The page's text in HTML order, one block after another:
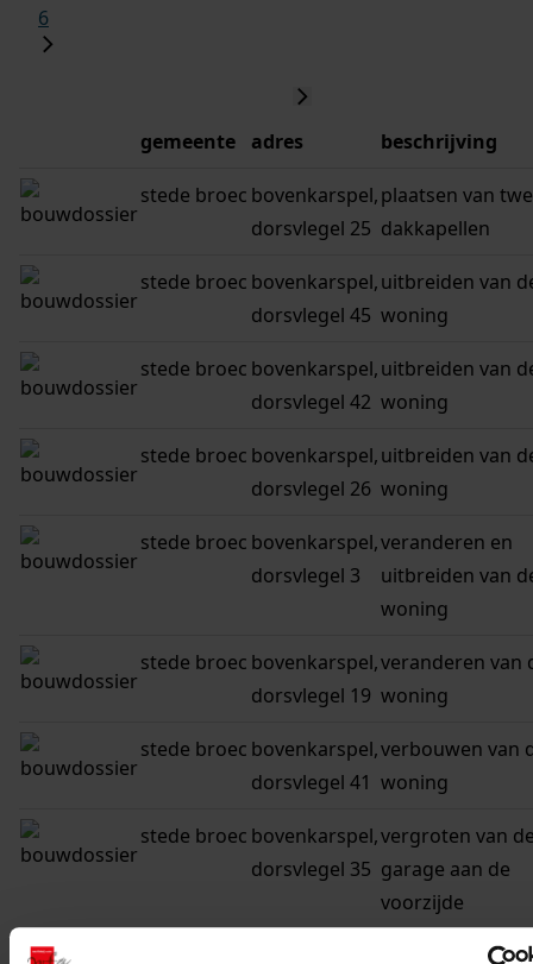
6
gemeente adres beschrijving
stede broec bovenkarspel,
dorsvlegel 25
plaatsen van
dakkapellen
stede broec bovenkarspel,
dorsvlegel 45
uitbreiden van
woning
stede broec bovenkarspel,
dorsvlegel 42
uitbreiden van
woning
stede broec bovenkarspel,
dorsvlegel 26
uitbreiden van
woning
stede broec bovenkarspel,
dorsvlegel 3
veranderen en
uitbreiden van
woning
stede broec bovenkarspel,
dorsvlegel 19
veranderen van
woning
stede broec bovenkarspel,
dorsvlegel 41
verbouwen van
woning
stede broec bovenkarspel,
dorsvlegel 35
vergroten van
garage aan de
voorzijde
vergroten van